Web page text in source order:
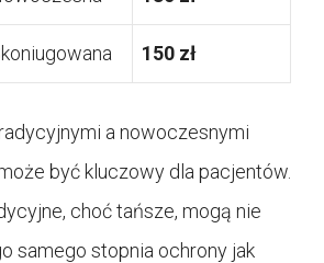
150 zł
a nowoczesnymi
być kluczowy dla pacjentów.
choć tańsze, mogą nie
samego stopnia ochrony jak